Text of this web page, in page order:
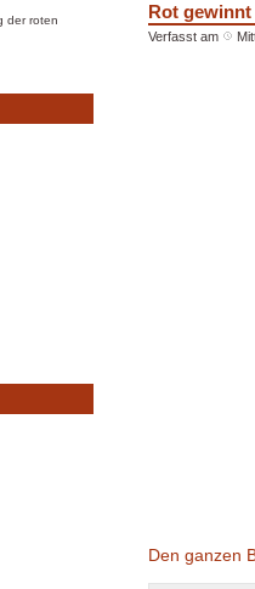
der roten
Rot gewinnt
Verfasst am
Den ganzen